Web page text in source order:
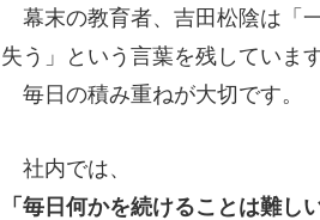
幕末の教育者、吉田松陰は「
失う」という言葉を残していま
毎日の積み重ねが大切です。
社内では、
「毎日何かを続けることは難